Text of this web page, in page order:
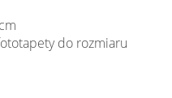
do rozmiaru